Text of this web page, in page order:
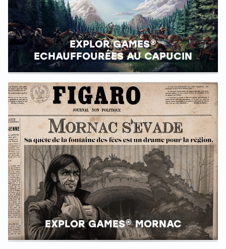
EXPLOR GAMES®
ECHAUFFOURÉES AU CAPUCIN
EXPLOR GAMES® MORNAC